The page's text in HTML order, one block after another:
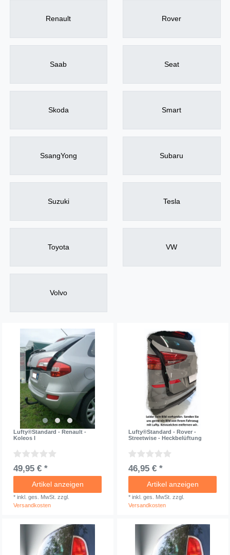
Renault Rover
Saab Seat
Skoda Smart
SsangYong Subaru
Suzuki Tesla
Toyota VW
Volvo
Lufty®Standard - Renault -
Koleos I
49,95 € *
Artikel anzeigen
* inkl. ges. MwSt. zzgl.
Versandkosten
Lufty®Standard - Rover -
Streetwise - Heckbelüftung
46,95 € *
Artikel anzeigen
* inkl. ges. MwSt. zzgl.
Versandkosten